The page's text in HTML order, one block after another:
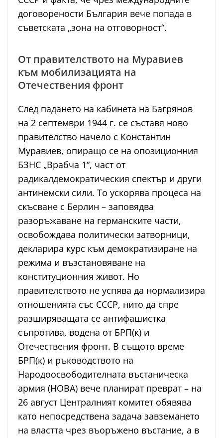
договорености България вече попада в
съветската „зона на отговорност“.
От правителството на Муравиев
към мобилизацията на
Отечествения фронт
След падането на кабинета на Багрянов
на 2 септември 1944 г. се съставя ново
правителство начело с Константин
Муравиев, опиращо се на опозиционния
БЗНС „Врабча 1“, част от
радикалдемократическия спектър и други
антинемски сили. То ускорява процеса на
скъсване с Берлин – заповядва
разоръжаване на германските части,
освобождава политически затворници,
декларира курс към демократизиране на
режима и възстановяване на
конституционния живот. Но
правителството не успява да нормализира
отношенията със СССР, нито да спре
разширяващата се антифашистка
съпротива, водена от БРП(к) и
Отечествения фронт. В същото време
БРП(к) и ръководството на
Народоосвободителната въстаническа
армия (НОВА) вече планират преврат – на
26 август Централният комитет обявява
като непосредствена задача завземането
на властта чрез въоръжено въстание, а в